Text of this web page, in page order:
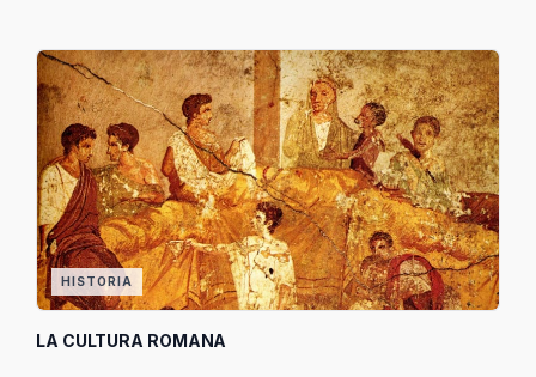
HISTORIA
LA CULTURA ROMANA